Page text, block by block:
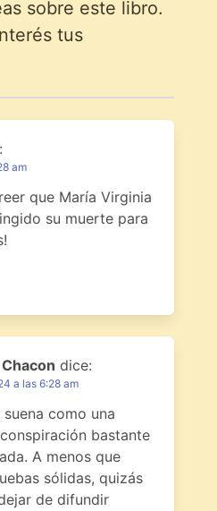
sobre este libro.
tus
am
que María Virginia
su muerte para
dice:
a las 6:28 am
suena como una
bastante
A menos que
sólidas, quizás
de difundir